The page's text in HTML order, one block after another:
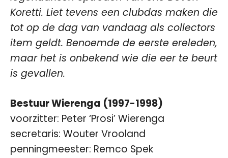
Koretti. Liet tevens een clubdas maken die
tot op de dag van vandaag als collectors
item geldt. Benoemde de eerste ereleden,
maar het is onbekend wie die eer te beurt
is gevallen.
Bestuur Wierenga (1997-1998)
voorzitter: Peter ‘Prosi’ Wierenga
secretaris: Wouter Vrooland
penningmeester: Remco Spek